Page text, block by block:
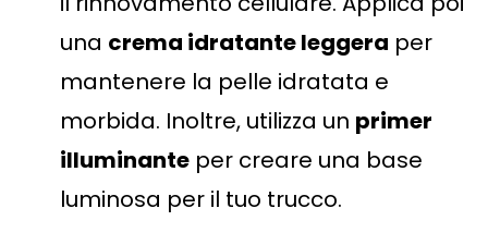
una crema idratante leggera per
mantenere la pelle idratata e
morbida. Inoltre, utilizza un primer
illuminante per creare una base
luminosa per il tuo trucco.